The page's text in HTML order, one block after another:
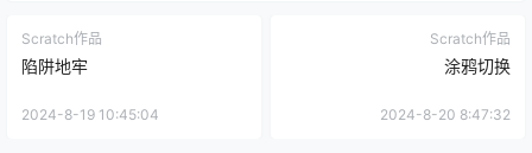
Scratch作品
陷阱地牢
2024-8-19 10:45:04
Scratch作品
涂鸦切换
2024-8-20 8:47:32